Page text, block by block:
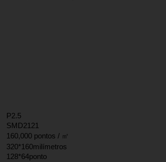
P2.5
SMD2121
160,000 pontos / ㎡
320*160milímetros
128*64ponto